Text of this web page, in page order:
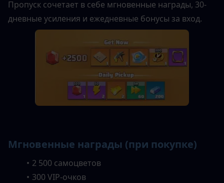
Пропуск сочетает в себе мгновенные награды, 30-
дневные усиления и ежедневные бонусы за вход.
Мгновенные награды (при покупке)
2 500 самоцветов
300 VIP-очков